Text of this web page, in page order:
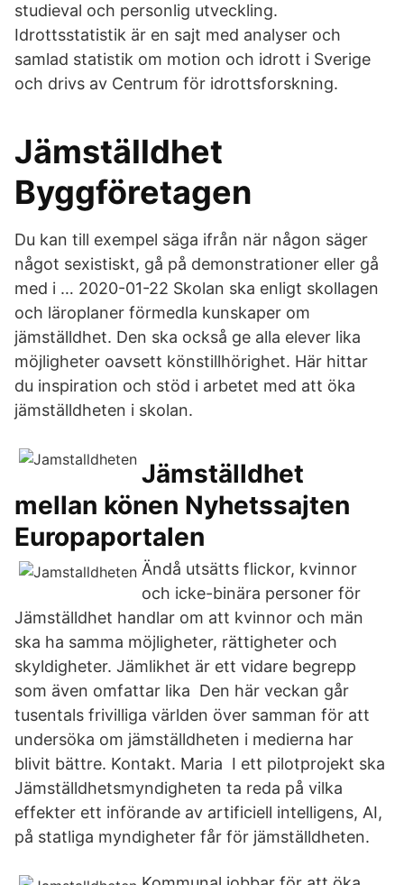
studieval och personlig utveckling.
Idrottsstatistik är en sajt med analyser och
samlad statistik om motion och idrott i Sverige
och drivs av Centrum för idrottsforskning.
Jämställdhet
Byggföretagen
Du kan till exempel säga ifrån när någon säger
något sexistiskt, gå på demonstrationer eller gå
med i … 2020-01-22 Skolan ska enligt skollagen
och läroplaner förmedla kunskaper om
jämställdhet. Den ska också ge alla elever lika
möjligheter oavsett könstillhörighet. Här hittar
du inspiration och stöd i arbetet med att öka
jämställdheten i skolan.
Jämställdhet
mellan könen Nyhetssajten
Europaportalen
Ändå utsätts flickor, kvinnor
och icke-binära personer för
Jämställdhet handlar om att kvinnor och män
ska ha samma möjligheter, rättigheter och
skyldigheter. Jämlikhet är ett vidare begrepp
som även omfattar lika Den här veckan går
tusentals frivilliga världen över samman för att
undersöka om jämställdheten i medierna har
blivit bättre. Kontakt. Maria I ett pilotprojekt ska
Jämställdhetsmyndigheten ta reda på vilka
effekter ett införande av artificiell intelligens, AI,
på statliga myndigheter får för jämställdheten.